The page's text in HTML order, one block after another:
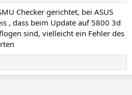
Checker gerichtet, bei ASUS
, dass beim Update auf 5800 3d
sind, vielleicht ein Fehler des